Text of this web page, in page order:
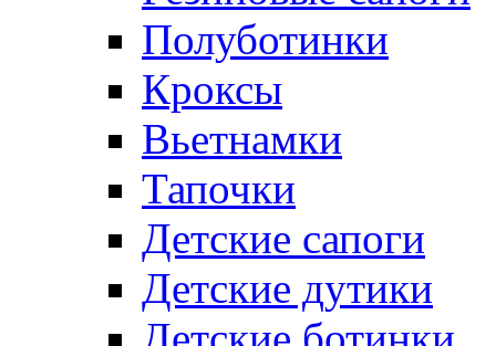
Полуботинки
Кроксы
Вьетнамки
Тапочки
Детские сапоги
Детские дутики